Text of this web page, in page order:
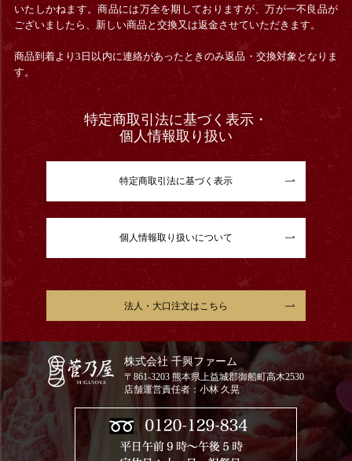
いたしかねます。商品には万全を期しておりますが、万が一不良品が
ございましたら、新しい商品と交換又は返金させていただきます。
商品到着より3日以内に連絡があったときのみ返品・交換対象となりま
す。
特定商取引法に基づく表示・
個人情報取り扱い
特定商取引法に基づく表示
個人情報取り扱いについて
法人・大口注文はこちら
株式会社 千興ファーム
〒861-3203 熊本県上益城郡御船町高木2530
店舗運営責任者：小林 久晃